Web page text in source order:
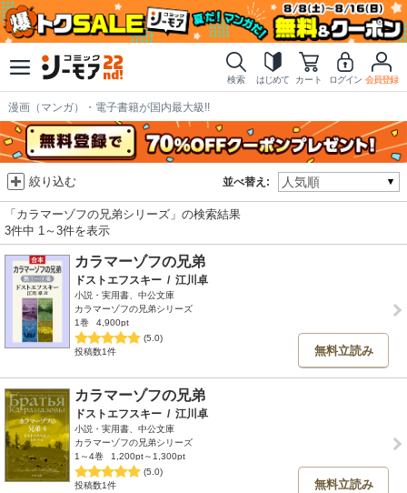
検索 はじめて カート ログイン 会員登録
漫画（マンガ）・電子書籍が国内最大級!!
並べ替え:
絞り込む
「カラマーゾフの兄弟シリーズ」の検索結果
3件中 1～3件を表示
カラマーゾフの兄弟
ドストエフスキー / 江川卓
小説・実用書、中公文庫
カラマーゾフの兄弟シリーズ
1巻
4,900pt
(5.0)
投稿数1件
無料立読み
カラマーゾフの兄弟
ドストエフスキー / 江川卓
小説・実用書、中公文庫
カラマーゾフの兄弟シリーズ
1～4巻
1,200pt～1,300pt
(5.0)
投稿数1件
無料立読み